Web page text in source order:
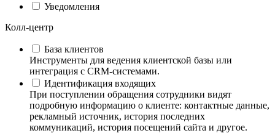
Уведомления
Колл-центр
База клиентов
Инструменты для ведения клиентской базы или
интеграция с CRM-системами.
Идентификация входящих
При поступлении обращения сотрудники видят
подробную информацию о клиенте: контактные данные,
рекламный источник, история последних
коммуникаций, история посещений сайта и другое.